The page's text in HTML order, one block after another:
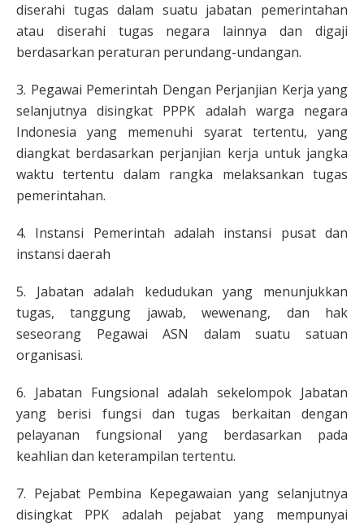
diserahi tugas dalam suatu jabatan pemerintahan
atau diserahi tugas negara lainnya dan digaji
berdasarkan peraturan perundang-undangan.
3. Pegawai Pemerintah Dengan Perjanjian Kerja yang
selanjutnya disingkat PPPK adalah warga negara
Indonesia yang memenuhi syarat tertentu, yang
diangkat berdasarkan perjanjian kerja untuk jangka
waktu tertentu dalam rangka melaksankan tugas
pemerintahan.
4. Instansi Pemerintah adalah instansi pusat dan
instansi daerah
5. Jabatan adalah kedudukan yang menunjukkan
tugas, tanggung jawab, wewenang, dan hak
seseorang Pegawai ASN dalam suatu satuan
organisasi.
6. Jabatan Fungsional adalah sekelompok Jabatan
yang berisi fungsi dan tugas berkaitan dengan
pelayanan fungsional yang berdasarkan pada
keahlian dan keterampilan tertentu.
7. Pejabat Pembina Kepegawaian yang selanjutnya
disingkat PPK adalah pejabat yang mempunyai